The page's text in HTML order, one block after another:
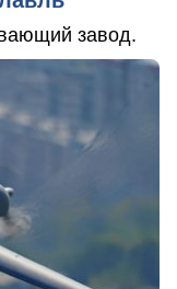
завод.